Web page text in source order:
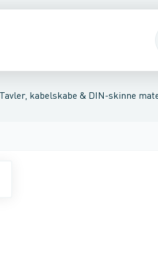
Tavler, kabelskabe & DIN-skinne
& lampeudtag
rackskabeFordelings-/
Tilgangsboks for